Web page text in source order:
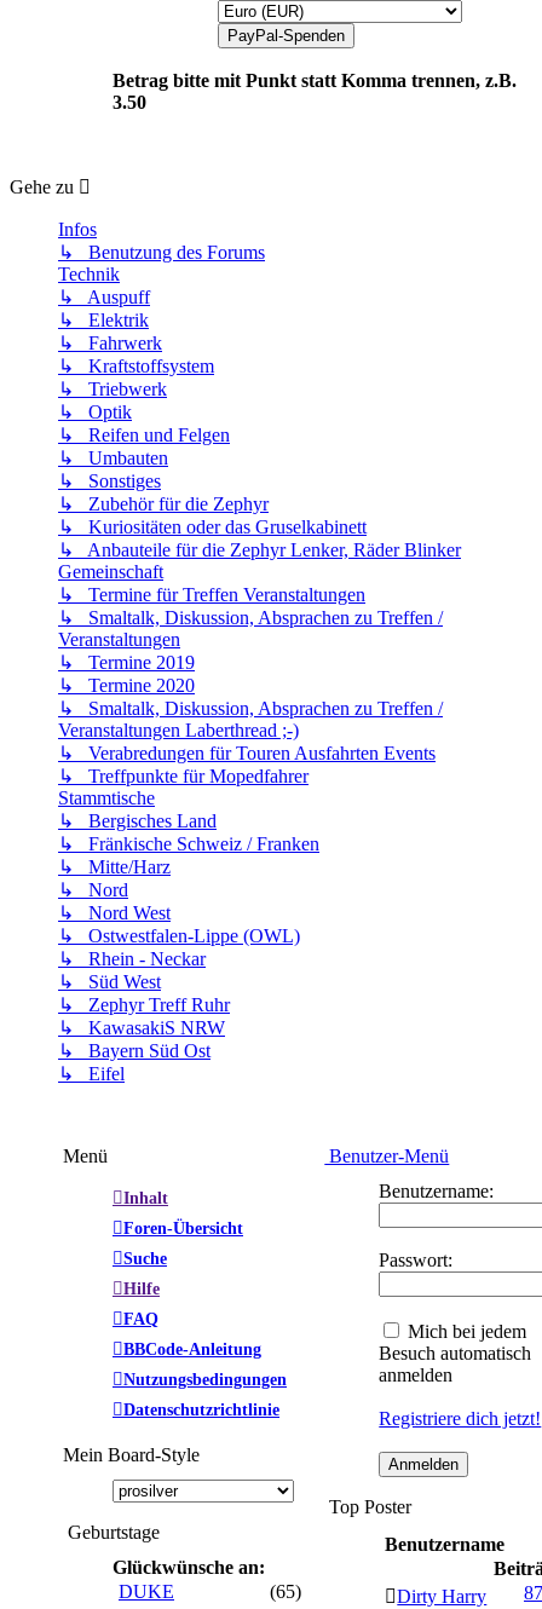
Betrag bitte mit Punkt statt Komma trennen, z.B.
3.50
Gehe zu
Infos
↳ Benutzung des Forums
Technik
↳ Auspuff
↳ Elektrik
↳ Fahrwerk
↳ Kraftstoffsystem
↳ Triebwerk
↳ Optik
↳ Reifen und Felgen
↳ Umbauten
↳ Sonstiges
↳ Zubehör für die Zephyr
↳ Kuriositäten oder das Gruselkabinett
↳ Anbauteile für die Zephyr Lenker, Räder Blinker
Gemeinschaft
↳ Termine für Treffen Veranstaltungen
↳ Smaltalk, Diskussion, Absprachen zu Treffen /
Veranstaltungen
↳ Termine 2019
↳ Termine 2020
↳ Smaltalk, Diskussion, Absprachen zu Treffen /
Veranstaltungen Laberthread ;-)
↳ Verabredungen für Touren Ausfahrten Events
↳ Treffpunkte für Mopedfahrer
Stammtische
↳ Bergisches Land
↳ Fränkische Schweiz / Franken
↳ Mitte/Harz
↳ Nord
↳ Nord West
↳ Ostwestfalen-Lippe (OWL)
↳ Rhein - Neckar
↳ Süd West
↳ Zephyr Treff Ruhr
↳ KawasakiS NRW
↳ Bayern Süd Ost
↳ Eifel
Menü
Inhalt
Foren-Übersicht
Suche
Hilfe
FAQ
BBCode-Anleitung
Nutzungsbedingungen
Datenschutzrichtlinie
Mein Board-Style
Geburtstage
Glückwünsche an:
DUKE
(65)
Benutzer-Menü
Benutzername:
Passwort:
Mich bei jedem
Besuch automatisch
anmelden
Registriere dich jetzt!
Top Poster
Benutzername
Dirty Harry